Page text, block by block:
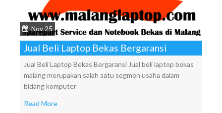
Nov 25
Jual Beli Laptop Bekas Bergaransi
Jual Beli Laptop Bekas Bergaransi Jual beli laptop bekas
malang merupakan salah satu segmen usaha dalam
bidang komputer
Read More